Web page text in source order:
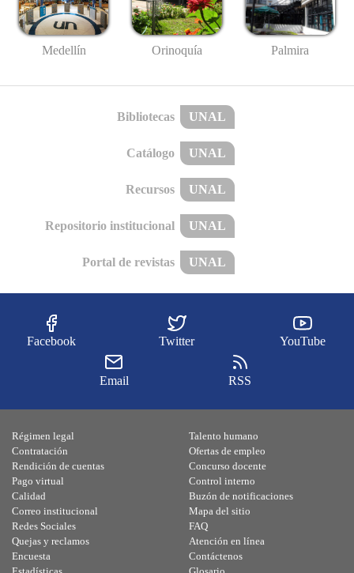
Medellín Orinoquía Palmira
Bibliotecas UNAL
Catálogo UNAL
Recursos UNAL
Repositorio institucional UNAL
Portal de revistas UNAL
Facebook Twitter YouTube
Email RSS
Régimen legal
Contratación
Rendición de cuentas
Pago virtual
Calidad
Talento humano
Ofertas de empleo
Concurso docente
Control interno
Buzón de notificaciones
Correo institucional
Redes Sociales
Quejas y reclamos
Encuesta
Mapa del sitio
FAQ
Atención en línea
Contáctenos